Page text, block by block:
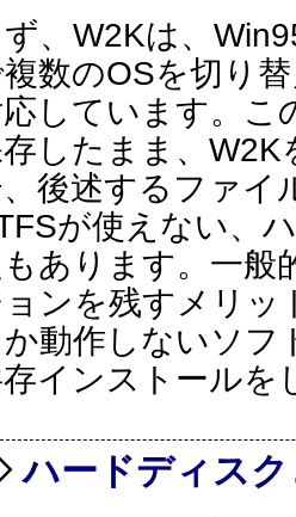
ず、W2Kは、
数のOSを切り
しています。こ
したまま、
後述するファイ
が使えない、
あります。一般
ョンを残すメリッ
か動作しないソフ
インストールを
ハードディス